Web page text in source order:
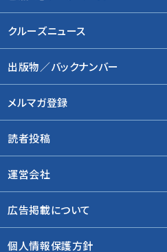
クルーズニュース
出版物／バックナンバー
メルマガ登録
読者投稿
運営会社
広告掲載について
個人情報保護方針